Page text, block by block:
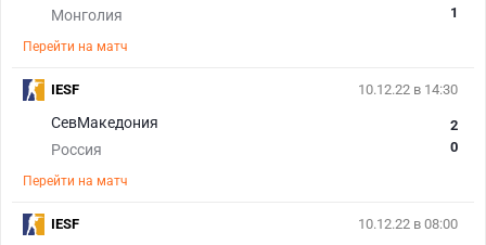
Монголия
1
Перейти на матч
10.12.22 в 14:30
СевМакедония
Россия
2
0
Перейти на матч
IESF
10.12.22 в 08:00
IESF